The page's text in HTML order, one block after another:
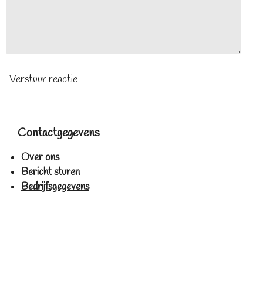
Verstuur reactie
Contactgegevens
Over ons
Bericht sturen
Bedrijfsgegevens